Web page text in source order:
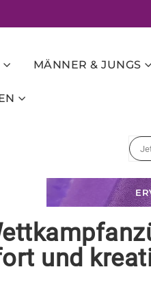
MÄNNER & JUNGS
und